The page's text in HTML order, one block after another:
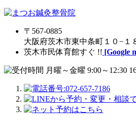
〒567-0885
大阪府茨木市東中条町１０−１
茨木市民体育館すぐ !! [Google